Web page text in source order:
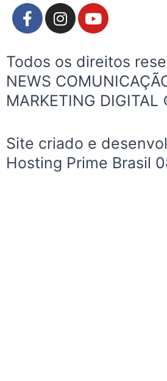
F
a
e
b
o
o
f
I
n
t
a
g
r
Y
o
t
u
b
e
Todos os direitos
NEWS
MARKETING
Site criado e
Hosting Prime Brasil